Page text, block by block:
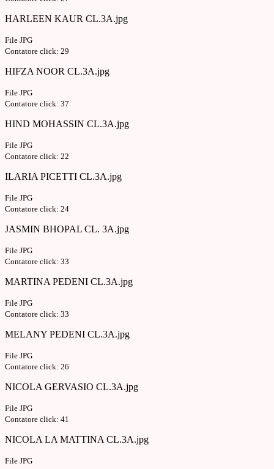
HARLEEN KAUR CL.3A.jpg
File JPG
Contatore click: 29
HIFZA NOOR CL.3A.jpg
File JPG
Contatore click: 37
HIND MOHASSIN CL.3A.jpg
File JPG
Contatore click: 22
ILARIA PICETTI CL.3A.jpg
File JPG
Contatore click: 24
JASMIN BHOPAL CL. 3A.jpg
File JPG
Contatore click: 33
MARTINA PEDENI CL.3A.jpg
File JPG
Contatore click: 33
MELANY PEDENI CL.3A.jpg
File JPG
Contatore click: 26
NICOLA GERVASIO CL.3A.jpg
File JPG
Contatore click: 41
NICOLA LA MATTINA CL.3A.jpg
File JPG